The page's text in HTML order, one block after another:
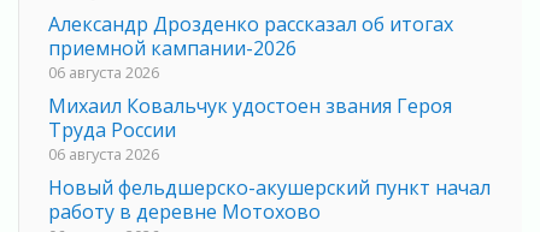
Александр Дрозденко рассказал об итогах
приемной кампании-2026
06 августа 2026
Михаил Ковальчук удостоен звания Героя
Труда России
06 августа 2026
Новый фельдшерско-акушерский пункт начал
работу в деревне Мотохово